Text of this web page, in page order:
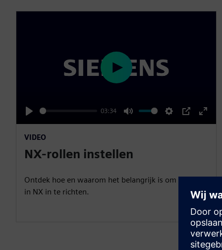
P
l
a
03:34
M
S
P
E
r
f
u
l
l
s
y
VIDEO
NX-rollen instellen
Ontdek hoe en waarom het belangrijk is om uw rol
in NX in te richten.